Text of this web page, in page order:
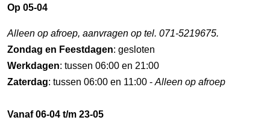
Op 05-04
Alleen op afroep, aanvragen op tel. 071-5219675.
Zondag en Feestdagen: gesloten
Werkdagen: tussen 06:00 en 21:00
Zaterdag: tussen 06:00 en 11:00 - Alleen op afroep
Vanaf 06-04 t/m 23-05